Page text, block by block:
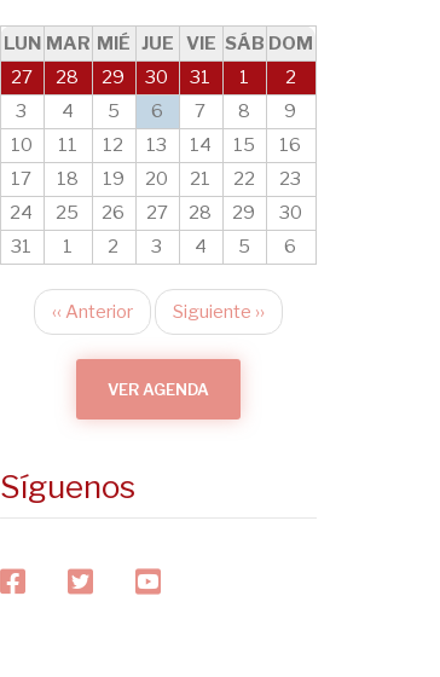
LUN MAR MIÉ JUE VIE SÁB DOM
27
28 29 30 31 1
2
3
4 5 6 7 8
9
10
11 12 13 14 15
16
17
18 19 20 21 22
23
24
25 26 27 28 29
30
31
1 2 3 4 5 6
Paginación
‹‹ Anterior Siguiente ››
VER AGENDA
Síguenos
facebooktwitteryoutube